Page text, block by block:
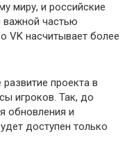
миру, и российские
важной частью
VK насчитывает более
проекта в
игроков. Так, до
обновления и
доступен только